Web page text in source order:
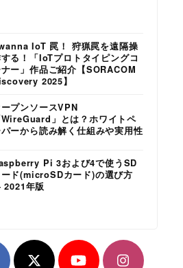
IoT 罠！ 狩猟罠を遠隔操
る！「IoTプロトタイピングコ
ー」作品ご紹介【SORACOM
2025】
プンソースVPN
WireGuard」とは？ホワイトペ
ーから読み解く仕組みや実用性
Pi 3および4で使うSD
ード(microSDカード)の選び方
年版